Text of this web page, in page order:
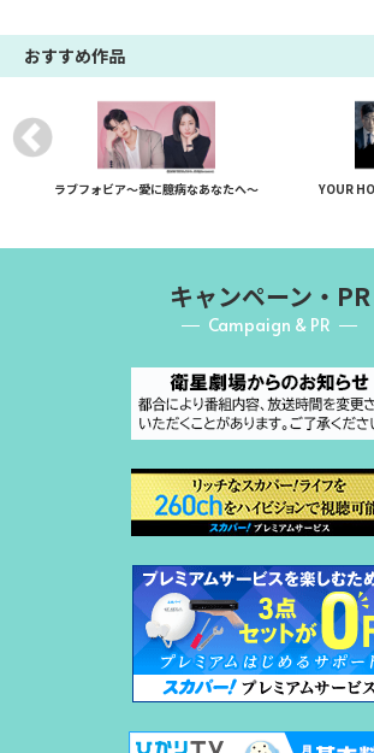
おすすめ作品
ラブフォビア～愛に臆病なあなたへ～ YOUR
キャンペーン・PR
Campaign & PR